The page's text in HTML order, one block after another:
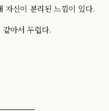
자신이 분리된 느낌이 있다.
아서 두렵다.